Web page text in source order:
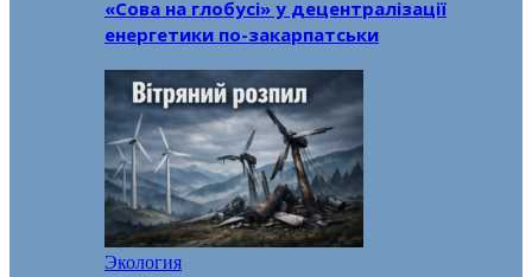
«Сова на глобусі» у децентралізації
енергетики по-закарпатськи
Экология